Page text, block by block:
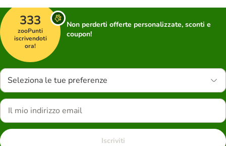
333
zooPunti
iscrivendoti
ora!
Non perderti offerte personalizzate, sconti e
coupon!
Seleziona le tue preferenze
Iscriviti